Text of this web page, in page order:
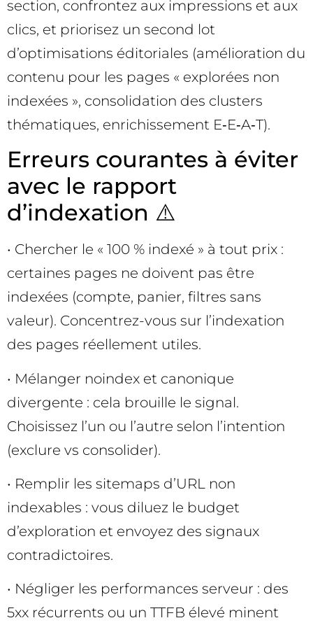
section, confrontez aux impressions et aux
clics, et priorisez un second lot
d’optimisations éditoriales (amélioration du
contenu pour les pages « explorées non
indexées », consolidation des clusters
thématiques, enrichissement E‑E‑A‑T).
Erreurs courantes à éviter
avec le rapport
d’indexation ⚠️
• Chercher le « 100 % indexé » à tout prix :
certaines pages ne doivent pas être
indexées (compte, panier, filtres sans
valeur). Concentrez-vous sur l’indexation
des pages réellement utiles.
• Mélanger noindex et canonique
divergente : cela brouille le signal.
Choisissez l’un ou l’autre selon l’intention
(exclure vs consolider).
• Remplir les sitemaps d’URL non
indexables : vous diluez le budget
d’exploration et envoyez des signaux
contradictoires.
• Négliger les performances serveur : des
5xx récurrents ou un TTFB élevé minent